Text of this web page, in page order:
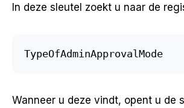
In deze sleutel zoekt u naar de
TypeOfAdminApprovalMode
Wanneer u deze vindt, opent u de